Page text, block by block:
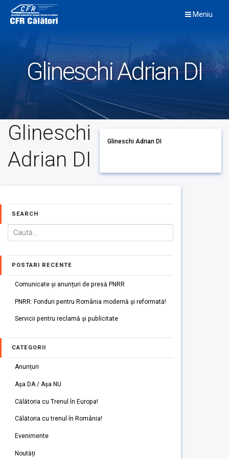
content
Meniu
Glineschi Adrian DI
Glineschi
Adrian DI
Glineschi Adrian DI
SEARCH
POSTARI RECENTE
Comunicate și anunțuri de presă PNRR
PNRR: Fonduri pentru România modernă și reformată!
Servicii pentru reclamă și publicitate
CATEGORII
Anunțuri
Așa DA / Așa NU
Călătoria cu Trenul în Europa!
Călătoria cu trenul în România!
Evenimente
Noutăți